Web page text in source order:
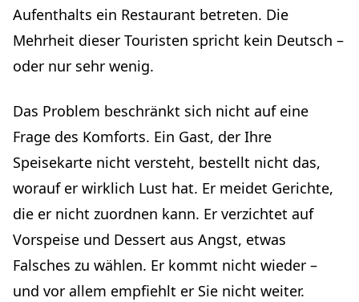
Was kostet es? Ein realistisches Budget
Die Einrichtungskosten
Die Kapitalrendite
optimieren
Fazit: Die fünf Maßnahmen, die Sie diese Woche starten
sollten
Aufenthalts ein Restaurant betreten. Die
Mehrheit dieser Touristen spricht kein Deutsch –
oder nur sehr wenig.
Das Problem beschränkt sich nicht auf eine
Frage des Komforts. Ein Gast, der Ihre
Speisekarte nicht versteht, bestellt nicht das,
worauf er wirklich Lust hat. Er meidet Gerichte,
die er nicht zuordnen kann. Er verzichtet auf
Vorspeise und Dessert aus Angst, etwas
Falsches zu wählen. Er kommt nicht wieder –
und vor allem empfiehlt er Sie nicht weiter.